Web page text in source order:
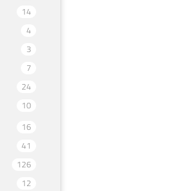
14
4
3
7
24
10
16
41
126
12